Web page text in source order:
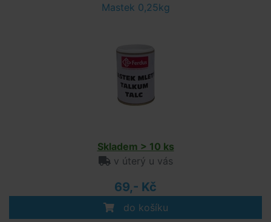
Mastek 0,25kg
Skladem > 10 ks
v úterý u vás
69,- Kč
do košíku